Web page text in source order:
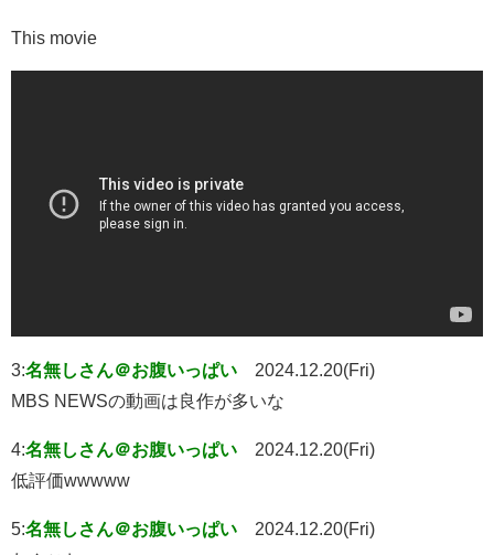
This movie
3:名無しさん＠お腹いっぱい
2024.12.20(Fri)
MBS NEWSの動画は良作が多いな
4:名無しさん＠お腹いっぱい
2024.12.20(Fri)
低評価wwwww
5:名無しさん＠お腹いっぱい
2024.12.20(Fri)